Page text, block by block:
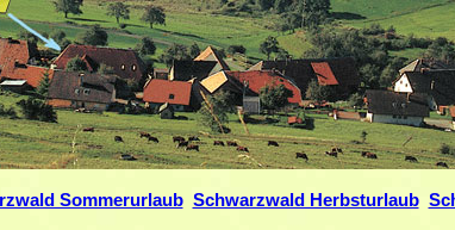
Sommerurlaub Schwarzwald Herbsturlaub